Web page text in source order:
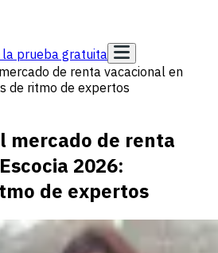
la prueba gratuita
de renta vacacional en
de ritmo de expertos
mercado de renta
2026:
de expertos